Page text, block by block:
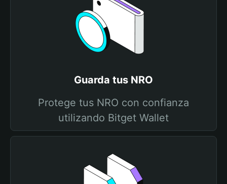
Guarda tus NRO
Protege tus NRO con confianza
utilizando Bitget Wallet